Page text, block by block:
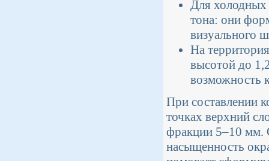
Для холодных
тона: они
визуального
На
высотой до
возможность
При составлении
точках верхний
фракции 5–10 мм.
насыщенность